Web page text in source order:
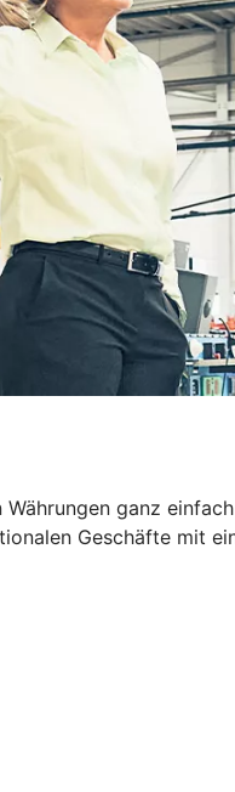
ganz
Geschäfte mit